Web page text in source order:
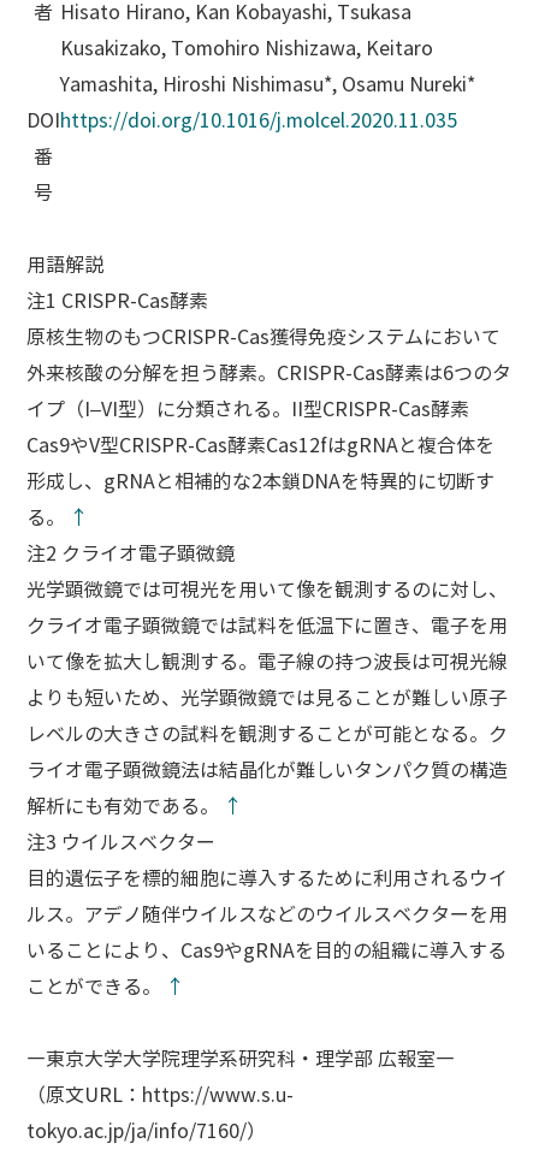
者 Hisato Hirano, Kan Kobayashi, Tsukasa
Kusakizako, Tomohiro Nishizawa, Keitaro
Yamashita, Hiroshi Nishimasu*, Osamu Nureki*
DOI
番
号
https://doi.org/10.1016/j.molcel.2020.11.035
用語解説
注1 CRISPR-Cas酵素
原核生物のもつCRISPR-Cas獲得免疫システムにおいて
外来核酸の分解を担う酵素。CRISPR-Cas酵素は6つのタ
イプ（I–VI型）に分類される。II型CRISPR-Cas酵素
Cas9やV型CRISPR-Cas酵素Cas12fはgRNAと複合体を
形成し、gRNAと相補的な2本鎖DNAを特異的に切断す
る。
↑
注2 クライオ電子顕微鏡
光学顕微鏡では可視光を用いて像を観測するのに対し、
クライオ電子顕微鏡では試料を低温下に置き、電子を用
いて像を拡大し観測する。電子線の持つ波長は可視光線
よりも短いため、光学顕微鏡では見ることが難しい原子
レベルの大きさの試料を観測することが可能となる。ク
ライオ電子顕微鏡法は結晶化が難しいタンパク質の構造
解析にも有効である。
↑
注3 ウイルスベクター
目的遺伝子を標的細胞に導入するために利用されるウイ
ルス。アデノ随伴ウイルスなどのウイルスベクターを用
いることにより、Cas9やgRNAを目的の組織に導入する
ことができる。
↑
―東京大学大学院理学系研究科・理学部 広報室―
（原文URL：https://www.s.u-
tokyo.ac.jp/ja/info/7160/）